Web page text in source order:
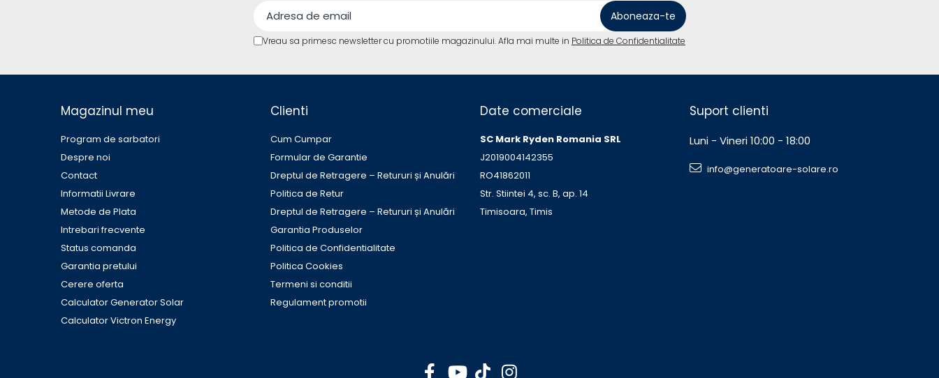
Osciloscoape
Lichidare stoc
Vreau sa primesc newsletter cu promotiile magazinului. Afla mai multe in Politica de Confidentialitate
Magazinul meu
Program de sarbatori
Despre noi
Contact
Informatii Livrare
Metode de Plata
Intrebari frecvente
Status comanda
Garantia pretului
Cerere oferta
Calculator Generator Solar
Calculator Victron Energy
Clienti
Cum Cumpar
Formular de Garantie
Dreptul de Retragere – Retururi și Anulări
Politica de Retur
Dreptul de Retragere – Retururi și Anulări
Garantia Produselor
Politica de Confidentialitate
Politica Cookies
Termeni si conditii
Regulament promotii
Date comerciale
SC Mark Ryden Romania SRL
J2019004142355
RO41862011
Str. Stiintei 4, sc. B, ap. 14
Timisoara, Timis
Suport clienti
Luni - Vineri 10:00 - 18:00
info@generatoare-solare.ro